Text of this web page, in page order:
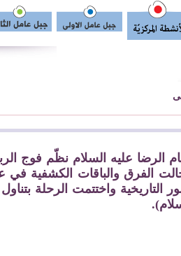
الرضا عليه السلام نظّم فوج
الفرق والباقات الكشفية في
التاريخية واختتمت الرحلة